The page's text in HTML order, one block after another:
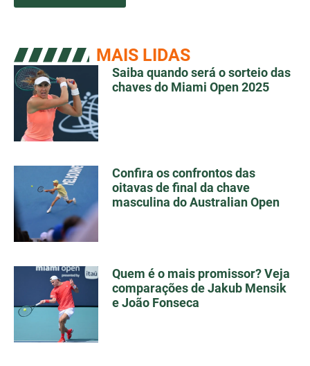
MAIS LIDAS
Saiba quando será o sorteio das
chaves do Miami Open 2025
Confira os confrontos das
oitavas de final da chave
masculina do Australian Open
Quem é o mais promissor? Veja
comparações de Jakub Mensik
e João Fonseca